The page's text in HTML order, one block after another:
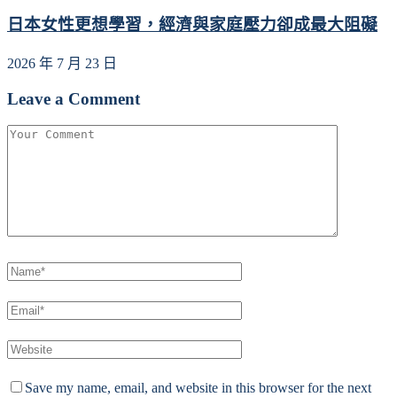
日本女性更想學習，經濟與家庭壓力卻成最大阻礙
2026 年 7 月 23 日
Leave a Comment
Save my name, email, and website in this browser for the next